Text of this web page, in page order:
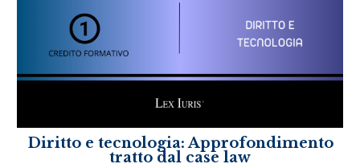
Diritto e tecnologia: Approfondimento
tratto dal case law